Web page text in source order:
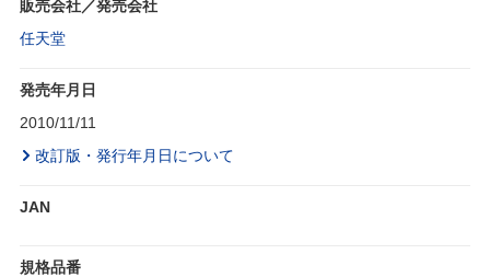
販売会社／発売会社
任天堂
発売年月日
2010/11/11
改訂版・発行年月日について
JAN
規格品番